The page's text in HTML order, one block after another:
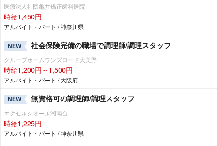
医療法人社団亀井矯正歯科医院
時給1,450円
アルバイト・パート / 神奈川県
NEW 社会保険完備の職場で調理師/調理スタッフ
グループホームワンズロード大美野
時給1,200円～1,500円
アルバイト・パート / 大阪府
NEW 無資格可の調理師/調理スタッフ
エクセルシオール湘南台
時給1,225円
アルバイト・パート / 神奈川県